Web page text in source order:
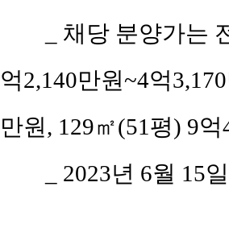
_ 채당 분양가는
억2,140만원~4억
만원, 129㎡(51평) 9
_ 2023년 6월 15